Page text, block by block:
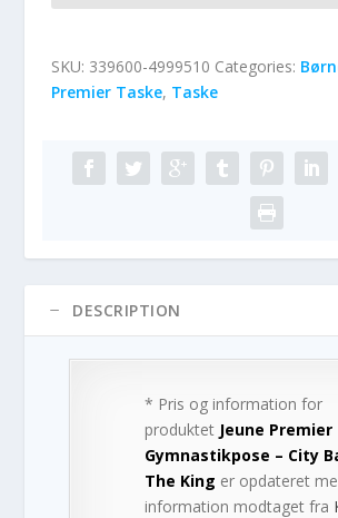
SKU: 339600-4999510 Categories:
Premier Taske, Taske
DESCRIPTION
* Pris og information for
produktet Jeune Premier
Gymnastikpose – City
The King er opdateret
information modtaget fra